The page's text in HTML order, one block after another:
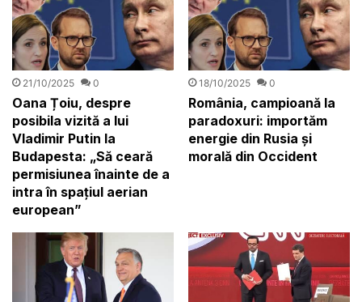
21/10/2025 0
Oana Țoiu, despre
posibila vizită a lui
Vladimir Putin la
Budapesta: „Să ceară
permisiunea înainte de a
intra în spaţiul aerian
european”
18/10/2025 0
România, campioană la
paradoxuri: importăm
energie din Rusia și
morală din Occident